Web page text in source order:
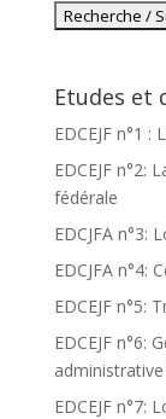
Etudes et
EDCEJF n°1
EDCEJF n°2:
fédérale
EDCJFA n°3:
EDCJFA n°4:
EDCEJF n°5:
EDCEJF n°6:
EDCEJF n°7: